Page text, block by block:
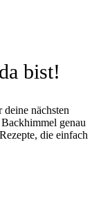
bist!
nächsten
genau
die einfach